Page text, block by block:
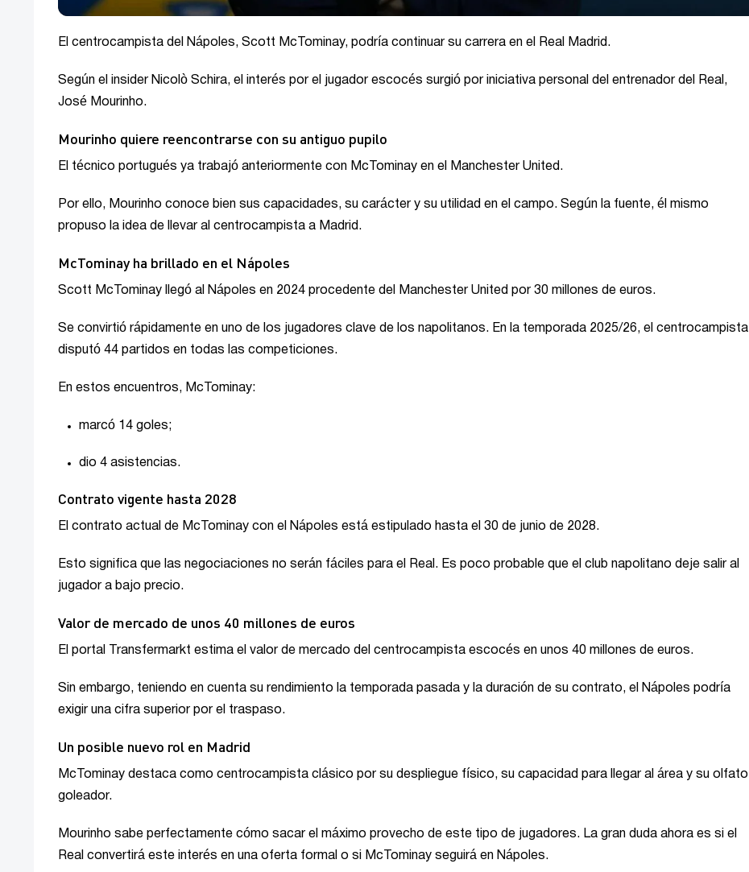
El centrocampista del Nápoles, Scott McTominay, podría continuar su carrera en el Real Madrid.
Según el insider Nicolò Schira, el interés por el jugador escocés surgió por iniciativa personal del entrenador del Real,
José Mourinho.
Mourinho quiere reencontrarse con su antiguo pupilo
El técnico portugués ya trabajó anteriormente con McTominay en el Manchester United.
Por ello, Mourinho conoce bien sus capacidades, su carácter y su utilidad en el campo. Según la fuente, él mismo
propuso la idea de llevar al centrocampista a Madrid.
McTominay ha brillado en el Nápoles
Scott McTominay llegó al Nápoles en 2024 procedente del Manchester United por 30 millones de euros.
Se convirtió rápidamente en uno de los jugadores clave de los napolitanos. En la temporada 2025/26, el centrocampista
disputó 44 partidos en todas las competiciones.
En estos encuentros, McTominay:
marcó 14 goles;
dio 4 asistencias.
Contrato vigente hasta 2028
El contrato actual de McTominay con el Nápoles está estipulado hasta el 30 de junio de 2028.
Esto significa que las negociaciones no serán fáciles para el Real. Es poco probable que el club napolitano deje salir al
jugador a bajo precio.
Valor de mercado de unos 40 millones de euros
El portal Transfermarkt estima el valor de mercado del centrocampista escocés en unos 40 millones de euros.
Sin embargo, teniendo en cuenta su rendimiento la temporada pasada y la duración de su contrato, el Nápoles podría
exigir una cifra superior por el traspaso.
Un posible nuevo rol en Madrid
McTominay destaca como centrocampista clásico por su despliegue físico, su capacidad para llegar al área y su olfato
goleador.
Mourinho sabe perfectamente cómo sacar el máximo provecho de este tipo de jugadores. La gran duda ahora es si el
Real convertirá este interés en una oferta formal o si McTominay seguirá en Nápoles.